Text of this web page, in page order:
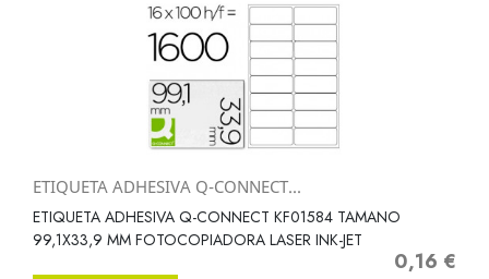
ETIQUETA ADHESIVA Q-CONNECT...
ETIQUETA ADHESIVA Q-CONNECT KF01584 TAMANO
99,1X33,9 MM FOTOCOPIADORA LASER INK-JET
Precio
0,16 €